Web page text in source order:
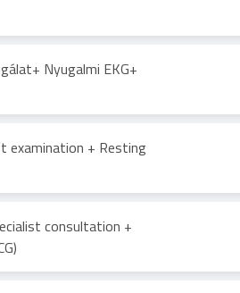
Nyugalmi EKG+
examination + Resting
consultation +